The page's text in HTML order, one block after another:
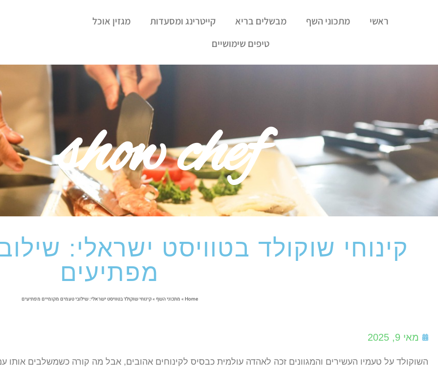
ראשי מתכוני השף מבשלים בריא קייטרינג ומסעדות
מגזין אוכל
טיפים שימושיים
show chef
קינוחי שוקולד בטוויסט ישראלי:
מפתיעים
Home
» מתכוני השף »קינוחי שוקולד בטוויסט ישראלי: שילובי טעמים מקומיים מפתיעים
מאי 9, 2025
השוקולד על טעמיו העשירים והמגוונים זכה לאהדה עולמית כבסיס לקינוחים אהובים, אבל מה קורה כשמשלבים אותו